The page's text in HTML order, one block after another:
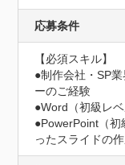
応募条件
【必須スキル】
●制作会社・SP
ーのご経験
●Word（初級レ
●PowerPoint（初
ったスライドの作